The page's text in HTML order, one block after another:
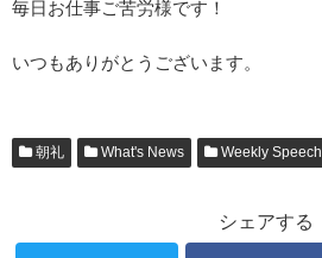
毎日お仕事ご苦労様です！
いつもありがとうございます。
朝礼 What's News Weekly Speech
シェアする